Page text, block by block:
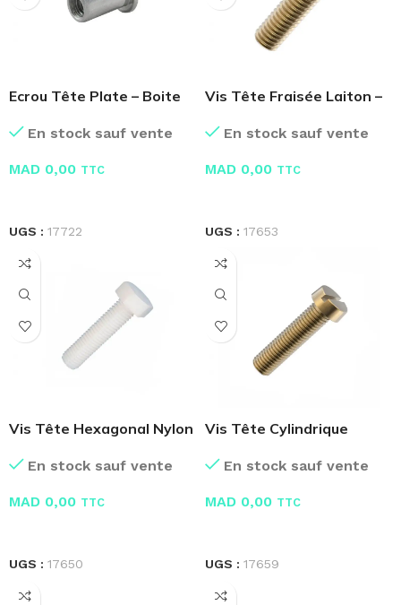
Ecrou Tête Plate – Boite
En stock sauf vente
MAD 0,00 TTC
UGS : 17722
Vis Tête Fraisée Laiton –
En stock sauf vente
MAD 0,00 TTC
UGS : 17653
Vis Tête Hexagonal Nylon
En stock sauf vente
MAD 0,00 TTC
UGS : 17650
Vis Tête Cylindrique
En stock sauf vente
MAD 0,00 TTC
UGS : 17659